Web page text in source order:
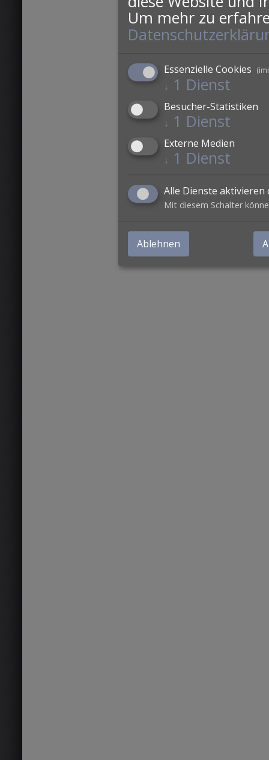
Um mehr zu
Essenzielle Cookies
↓ 1 Dienst
Besucher-Statistiken
↓ 1 Dienst
Externe Medien
↓ 1 Dienst
Alle Dienste
Mit diesem Schalter
Ablehnen